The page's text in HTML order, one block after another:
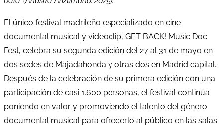
El único festival madrileño especializado en cine
documental musical y videoclip, GET BACK! Music Doc
Fest, celebra su segunda edición del 27 al 31 de mayo en
dos sedes de Majadahonda y otras dos en Madrid capital.
Después de la celebración de su primera edición con una
participación de casi 1.600 personas, el festival continúa
poniendo en valor y promoviendo el talento del género
documental musical para ofrecerlo al público en las salas